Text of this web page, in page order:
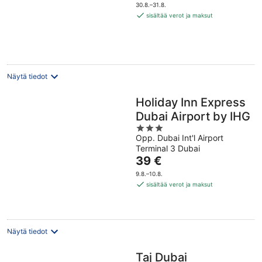
650 €
30.8.–31.8.
sisältää verot ja maksut
Näytä tiedot
Holiday Inn Express
Dubai Airport by IHG
3
out
of
5
Opp. Dubai Int'l Airport
Terminal 3 Dubai
Hinta
on
39 €
39 €
9.8.–10.8.
sisältää verot ja maksut
Näytä tiedot
Taj Dubai